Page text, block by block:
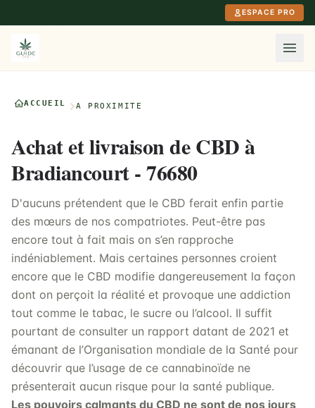
ESPACE PRO
ACCUEIL À PROXIMITÉ
Achat et livraison de CBD à
Bradiancourt - 76680
D'aucuns prétendent que le CBD ferait enfin partie
des mœurs de nos compatriotes. Peut-être pas
encore tout à fait mais on s’en rapproche
indéniablement. Mais certaines personnes croient
encore que le CBD modifie dangereusement la façon
dont on perçoit la réalité et provoque une addiction
tout comme le tabac, le sucre ou l’alcool. Il suffit
pourtant de consulter un rapport datant de 2021 et
émanant de l’Organisation mondiale de la Santé pour
découvrir que l’usage de ce cannabinoïde ne
présenterait aucun risque pour la santé publique.
Les pouvoirs calmants du CBD ne sont de nos jours